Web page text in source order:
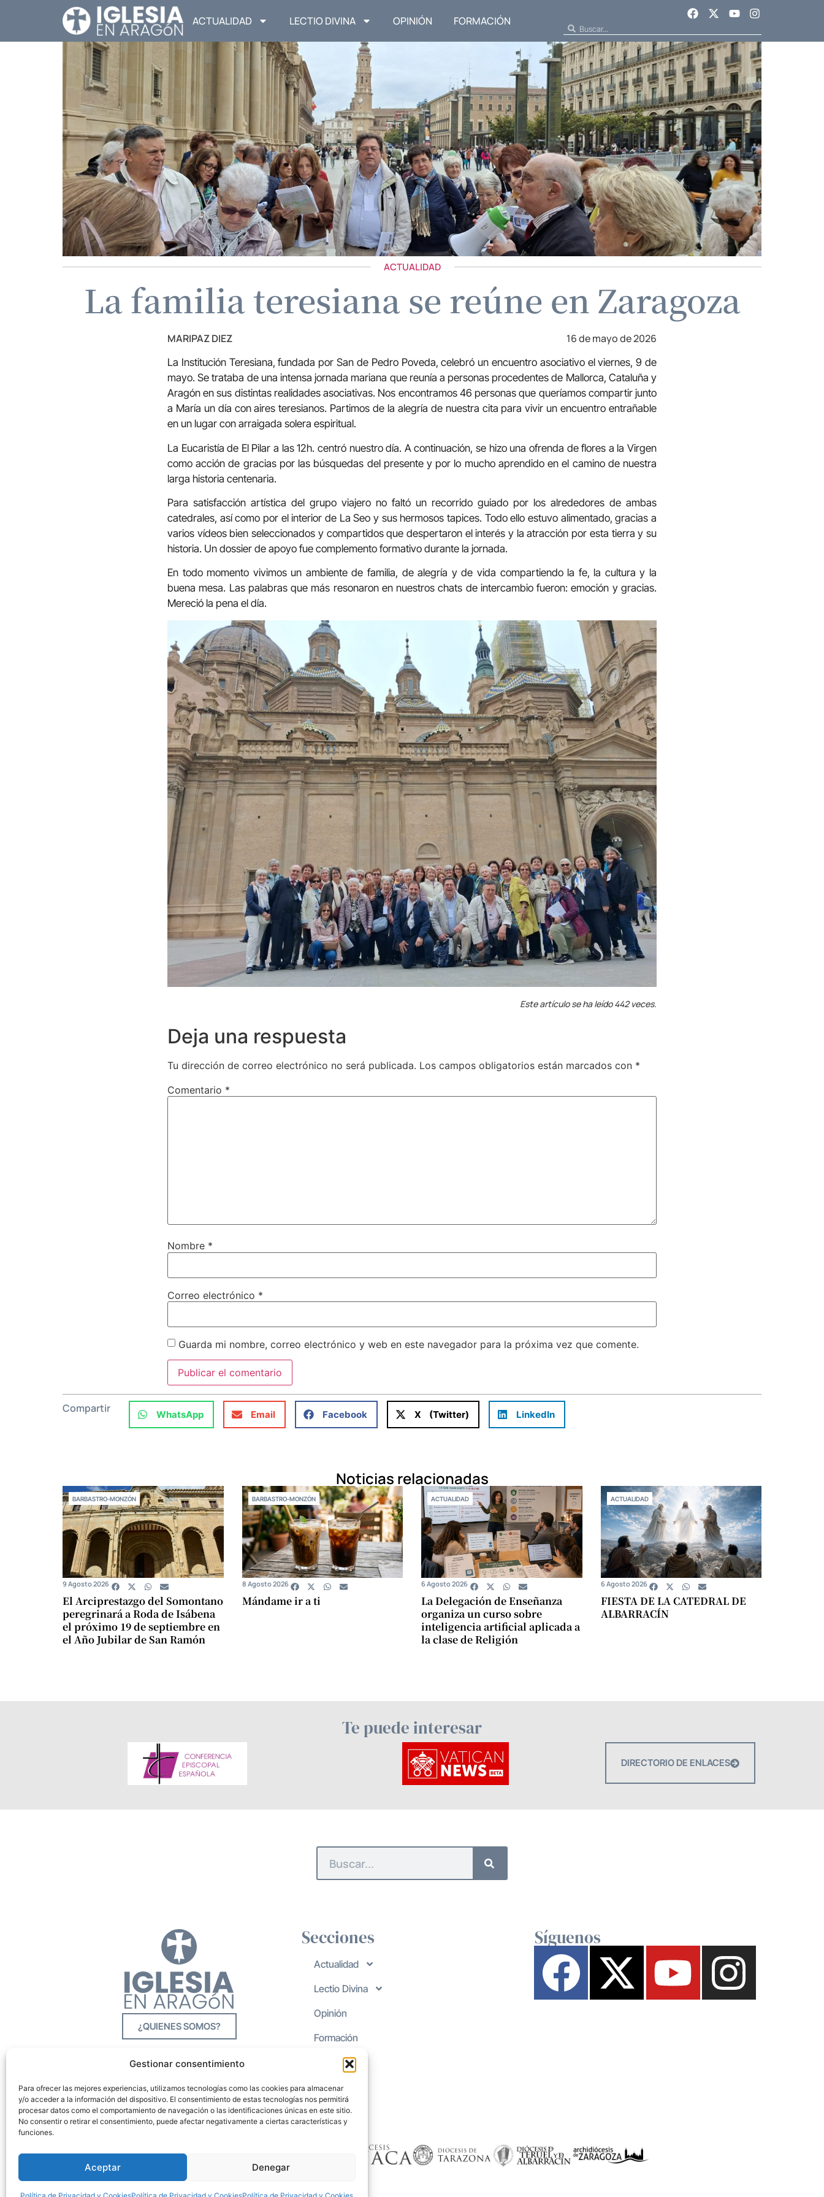
Gestionar consentimiento
Para ofrecer las mejores experiencias, utilizamos tecnologías como las cookies para almacenar
y/o acceder a la información del dispositivo. El consentimiento de estas tecnologías nos permitirá
procesar datos como el comportamiento de navegación o las identificaciones únicas en este sitio.
No consentir o retirar el consentimiento, puede afectar negativamente a ciertas características y
funciones.
Aceptar Denegar
ACTUALIDAD LECTIO DIVINA OPINIÓN FORMACIÓN
ACTUALIDAD
La familia teresiana se reúne en Zaragoza
MARIPAZ DIEZ 16 de mayo de 2026
La Institución Teresiana, fundada por San de Pedro Poveda, celebró un encuentro asociativo el viernes, 9 de
mayo. Se trataba de una intensa jornada mariana que reunía a personas procedentes de Mallorca, Cataluña y
Aragón en sus distintas realidades asociativas. Nos encontramos 46 personas que queríamos compartir junto
a María un día con aires teresianos. Partimos de la alegría de nuestra cita para vivir un encuentro entrañable
en un lugar con arraigada solera espiritual.
La Eucaristía de El Pilar a las 12h. centró nuestro día. A continuación, se hizo una ofrenda de flores a la Virgen
como acción de gracias por las búsquedas del presente y por lo mucho aprendido en el camino de nuestra
larga historia centenaria.
Para satisfacción artística del grupo viajero no faltó un recorrido guiado por los alrededores de ambas
catedrales, así como por el interior de La Seo y sus hermosos tapices. Todo ello estuvo alimentado, gracias a
varios vídeos bien seleccionados y compartidos que despertaron el interés y la atracción por esta tierra y su
historia. Un dossier de apoyo fue complemento formativo durante la jornada.
En todo momento vivimos un ambiente de familia, de alegría y de vida compartiendo la fe, la cultura y la
buena mesa. Las palabras que más resonaron en nuestros chats de intercambio fueron: emoción y gracias.
Mereció la pena el día.
Este artículo se ha leído 442 veces.
Deja una respuesta
Tu dirección de correo electrónico no será publicada. Los campos obligatorios están marcados con *
Comentario *
Nombre *
Correo electrónico *
Guarda mi nombre, correo electrónico y web en este navegador para la próxima vez que comente.
Compartir WhatsApp Email Facebook X (Twitter) LinkedIn
Noticias relacionadas
BARBASTRO-MONZÓN
El Arciprestazgo del Somontano
peregrinará a Roda de Isábena
el próximo 19 de septiembre en
el Año Jubilar de San Ramón
9 Agosto 2026
BARBASTRO-MONZÓN
Mándame ir a ti
8 Agosto 2026
ACTUALIDAD
La Delegación de Enseñanza
organiza un curso sobre
inteligencia artificial aplicada a
la clase de Religión
6 Agosto 2026
ACTUALIDAD
FIESTA DE LA CATEDRAL DE
ALBARRACÍN
6 Agosto 2026
Te puede interesar
DIRECTORIO DE ENLACES
¿QUIENES SOMOS?
Secciones
Actualidad
Lectio Divina
Opinión
Formación
Síguenos